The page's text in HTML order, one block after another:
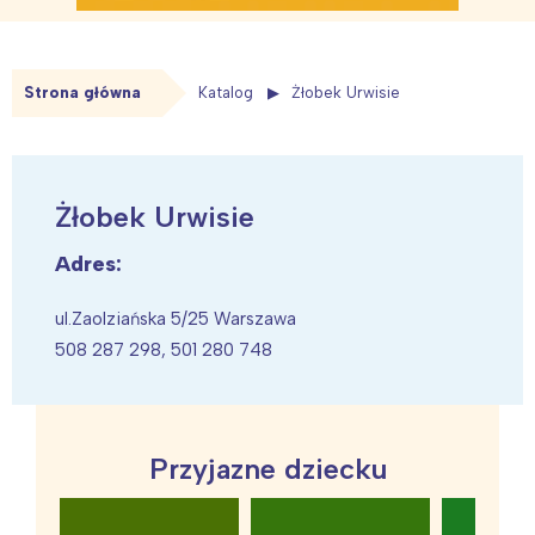
Strona główna Katalog Żłobek Urwisie
Żłobek Urwisie
Adres:
ul.Zaolziańska 5/25 Warszawa
508 287 298, 501 280 748
Przyjazne dziecku